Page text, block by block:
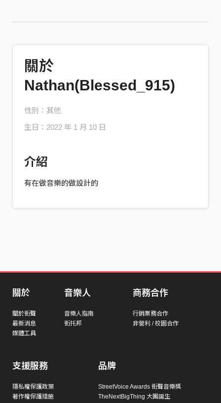
關於
Nathan(Blessed_915)
性別：其他
生日：2022 年 1 月 10 日
介紹
有在做音樂的做設計的
關於
關於街聲
最新消息
媒體工具
音樂人
音樂人指南
街托邦
商務合作
行銷業務合作
非營利 / 校園合作
支援服務
隱私權保護政策
著作權保護措施
品牌
StreetVoice Awards 街聲音樂獎
TheNextBigThing 大團誕生